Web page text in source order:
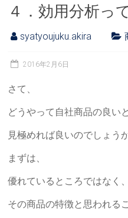
社
長
塾
&ESJ
社
労
士
総
研
４．効用分析っ
syatyoujuku.akira
2016年2月6日
さて、
どうやって自社商品の良い
見極めれば良いのでしょう
まずは、
優れているところではなく、
その商品の特徴と思われる